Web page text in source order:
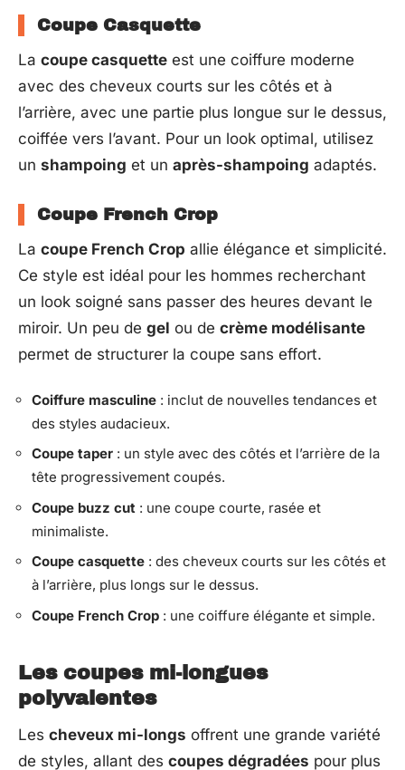
Coupe Casquette
La coupe casquette est une coiffure moderne
avec des cheveux courts sur les côtés et à
l’arrière, avec une partie plus longue sur le dessus,
coiffée vers l’avant. Pour un look optimal, utilisez
un shampoing et un après-shampoing adaptés.
Coupe French Crop
La coupe French Crop allie élégance et simplicité.
Ce style est idéal pour les hommes recherchant
un look soigné sans passer des heures devant le
miroir. Un peu de gel ou de crème modélisante
permet de structurer la coupe sans effort.
Coiffure masculine : inclut de nouvelles tendances et
des styles audacieux.
Coupe taper : un style avec des côtés et l’arrière de la
tête progressivement coupés.
Coupe buzz cut : une coupe courte, rasée et
minimaliste.
Coupe casquette : des cheveux courts sur les côtés et
à l’arrière, plus longs sur le dessus.
Coupe French Crop : une coiffure élégante et simple.
Les coupes mi-longues
polyvalentes
Les cheveux mi-longs offrent une grande variété
de styles, allant des coupes dégradées pour plus